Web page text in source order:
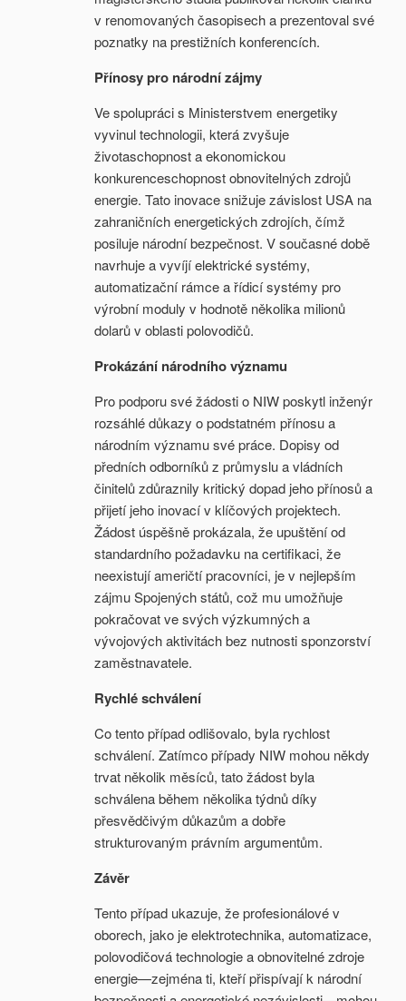
v renomovaných časopisech a prezentoval své
poznatky na prestižních konferencích.
Přínosy pro národní zájmy
Ve spolupráci s Ministerstvem energetiky
vyvinul technologii, která zvyšuje
životaschopnost a ekonomickou
konkurenceschopnost obnovitelných zdrojů
energie. Tato inovace snižuje závislost USA na
zahraničních energetických zdrojích, čímž
posiluje národní bezpečnost. V současné době
navrhuje a vyvíjí elektrické systémy,
automatizační rámce a řídicí systémy pro
výrobní moduly v hodnotě několika milionů
dolarů v oblasti polovodičů.
Prokázání národního významu
Pro podporu své žádosti o NIW poskytl inženýr
rozsáhlé důkazy o podstatném přínosu a
národním významu své práce. Dopisy od
předních odborníků z průmyslu a vládních
činitelů zdůraznily kritický dopad jeho přínosů a
přijetí jeho inovací v klíčových projektech.
Žádost úspěšně prokázala, že upuštění od
standardního požadavku na certifikaci, že
neexistují američtí pracovníci, je v nejlepším
zájmu Spojených států, což mu umožňuje
pokračovat ve svých výzkumných a
vývojových aktivitách bez nutnosti sponzorství
zaměstnavatele.
Rychlé schválení
Co tento případ odlišovalo, byla rychlost
schválení. Zatímco případy NIW mohou někdy
trvat několik měsíců, tato žádost byla
schválena během několika týdnů díky
přesvědčivým důkazům a dobře
strukturovaným právním argumentům.
Závěr
Tento případ ukazuje, že profesionálové v
oborech, jako je elektrotechnika, automatizace,
polovodičová technologie a obnovitelné zdroje
energie—zejména ti, kteří přispívají k národní